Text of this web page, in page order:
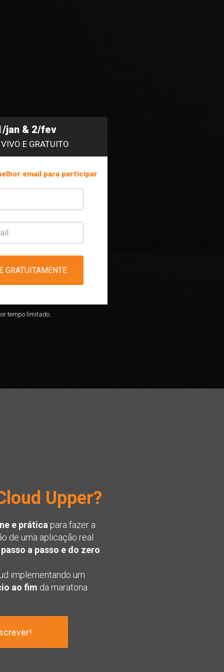
GRATUITAMENTE
email para participar
tempo limitado.
E GRATUITO
jan & 2/fev
Upper?
e prática para fazer a
de uma aplicação real
passo a passo e do zero
implementando um
ao fim da maratona.